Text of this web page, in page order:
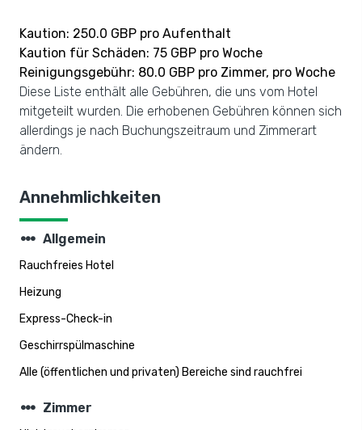
Kaution: 250.0 GBP pro Aufenthalt
Kaution für Schäden: 75 GBP pro Woche
Reinigungsgebühr: 80.0 GBP pro Zimmer, pro Woche
Diese Liste enthält alle Gebühren, die uns vom Hotel
mitgeteilt wurden. Die erhobenen Gebühren können sich
allerdings je nach Buchungszeitraum und Zimmerart
ändern.
Annehmlichkeiten
steppers Allgemein
Rauchfreies Hotel
Heizung
Express-Check-in
Geschirrspülmaschine
Alle (öffentlichen und privaten) Bereiche sind rauchfrei
steppers Zimmer